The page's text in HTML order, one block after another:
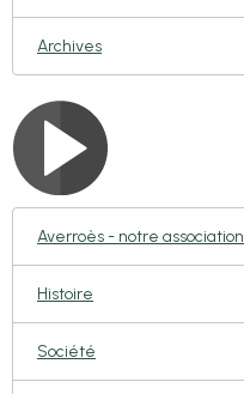
Archives
Averroès - notre association
Histoire
Société